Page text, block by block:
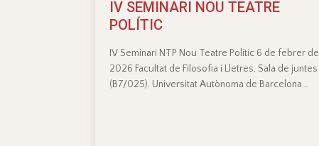
IV SEMINARI NOU TEATRE
POLÍTIC
IV Seminari NTP Nou Teatre Polític 6 de febrer de
2026 Facultat de Filosofia i Lletres, Sala de juntes
(B7/025). Universitat Autònoma de Barcelona…